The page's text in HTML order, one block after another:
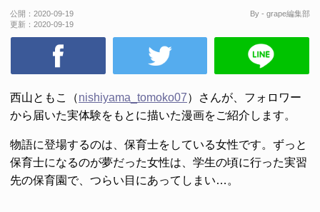
公開： 2020-09-19
更新： 2020-09-19
By - grape編集部
西山ともこ（nishiyama_tomoko07）さんが、フォロワー
から届いた実体験をもとに描いた漫画をご紹介します。
物語に登場するのは、保育士をしている女性です。ずっと
保育士になるのが夢だった女性は、学生の頃に行った実習
先の保育園で、つらい目にあってしまい…。